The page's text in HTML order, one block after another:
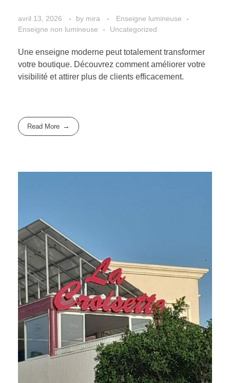
avril 13, 2026 by mira
Enseigne lumineuse
Enseigne non lumineuse
Uncategorized
Une enseigne moderne peut totalement transformer
votre boutique. Découvrez comment améliorer votre
visibilité et attirer plus de clients efficacement.
Read More